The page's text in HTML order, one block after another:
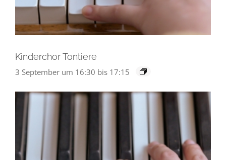
Kinderchor Tontiere
3 September um 16:30 bis 17:15